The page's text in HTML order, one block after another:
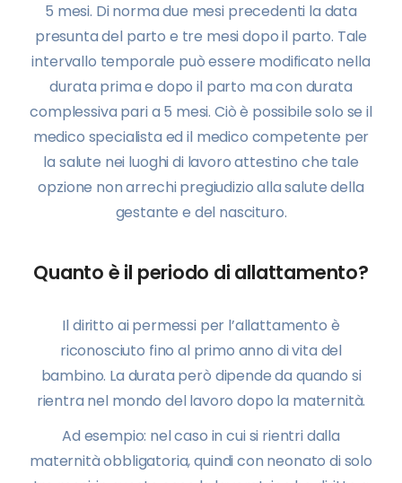
5 mesi. Di norma due mesi precedenti la data
presunta del parto e tre mesi dopo il parto. Tale
intervallo temporale può essere modificato nella
durata prima e dopo il parto ma con durata
complessiva pari a 5 mesi. Ciò è possibile solo se il
medico specialista ed il medico competente per
la salute nei luoghi di lavoro attestino che tale
opzione non arrechi pregiudizio alla salute della
gestante e del nascituro.
Quanto è il periodo di allattamento?
Il diritto ai permessi per l’allattamento è
riconosciuto fino al primo anno di vita del
bambino. La durata però dipende da quando si
rientra nel mondo del lavoro dopo la maternità.
Ad esempio: nel caso in cui si rientri dalla
maternità obbligatoria, quindi con neonato di solo